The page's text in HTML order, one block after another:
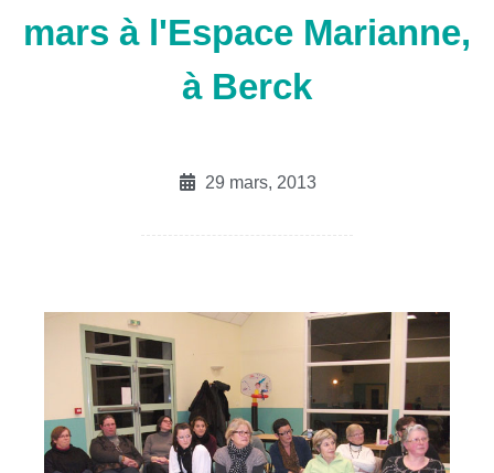
mars à l'Espace Marianne,
à Berck
29 mars, 2013